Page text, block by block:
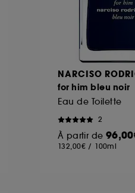
NARCISO
for him bleu noir
Eau de Toilette
2
À partir de
132,00€ / 100ml